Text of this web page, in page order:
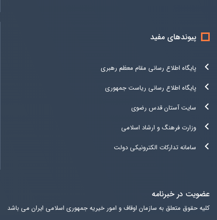
پیوندهای مفید
پایگاه اطلاع رسانی مقام معظم رهبری
پایگاه اطلاع رسانی ریاست جمهوری
سایت آستان قدس رضوی
وزارت فرهنگ و ارشاد اسلامی
سامانه تدارکات الکترونیکی دولت
عضویت در خبرنامه
کلیه حقوق متعلق به سازمان اوقاف و امور خیریه جمهوری اسلامی ایران می باشد